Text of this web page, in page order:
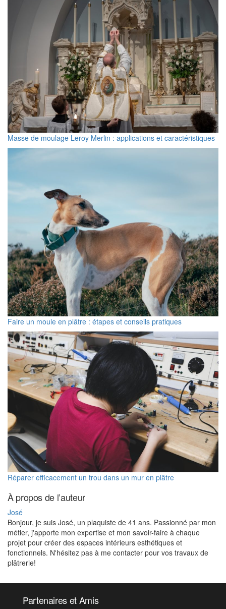
Masse de moulage Leroy Merlin : applications et caractéristiques
Faire un moule en plâtre : étapes et conseils pratiques
Réparer efficacement un trou dans un mur en plâtre
À propos de l’auteur
José
Bonjour, je suis José, un plaquiste de 41 ans. Passionné par mon
métier, j'apporte mon expertise et mon savoir-faire à chaque
projet pour créer des espaces intérieurs esthétiques et
fonctionnels. N'hésitez pas à me contacter pour vos travaux de
plâtrerie!
Partenaires et Amis